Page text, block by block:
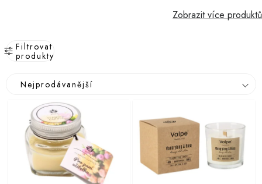
Vrácení a reklamace
Podmínky ochrany osobních údajů
Obchodní podmínky pro podnikatele
Zásady používání cookies
Blog
Zobrazit více produktů
Filtrovat
produkty
Nejprodávanější